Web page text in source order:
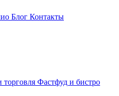
Блог Контакты
Фастфуд и бистро